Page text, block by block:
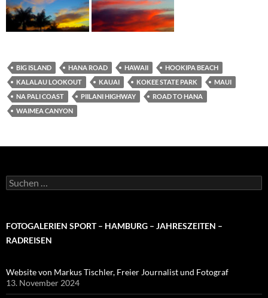
BIG ISLAND HANA ROAD HAWAII
HOOKIPA BEACH
KALALAU LOOKOUT
KAUAI KOKEE STATE PARK
MAUI
NA PALI COAST
PIILANI HIGHWAY
ROAD TO HANA
WAIMEA CANYON
Suchen
nach:
FOTOGALERIEN SPORT – HAMBURG – JAHRESZEITEN –
RADREISEN
Website von Markus Tischler, Freier Journalist und Fotograf
13. November 2024